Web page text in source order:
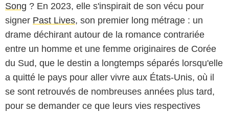
Song ? En 2023, elle s'inspirait de son vécu pour
signer Past Lives, son premier long métrage : un
drame déchirant autour de la romance contrariée
entre un homme et une femme originaires de Corée
du Sud, que le destin a longtemps séparés lorsqu'elle
a quitté le pays pour aller vivre aux États-Unis, où il
se sont retrouvés de nombreuses années plus tard,
pour se demander ce que leurs vies respectives